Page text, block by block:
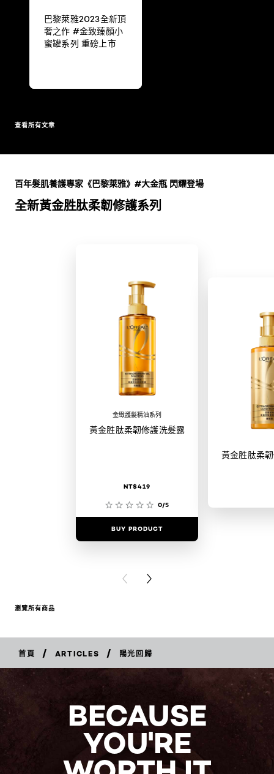
巴黎萊雅2023全新頂
奢之作 #金致臻顏小
蜜罐系列 重磅上市
查看所有文章
全新黃金胜肽柔韌修護系列
百年髮肌養護專家《巴黎萊雅》#大金瓶 閃耀登場
金緻護髮精油系列
黃金胜肽柔韌修護洗髮露
NT$419
0/5
BUY PRODUCT
黃金胜肽柔
PREVIOUS CARD
NEXT CARD
瀏覽所有商品
首頁 / ARTICLES / 陽光回歸
BECAUSE
YOU'RE